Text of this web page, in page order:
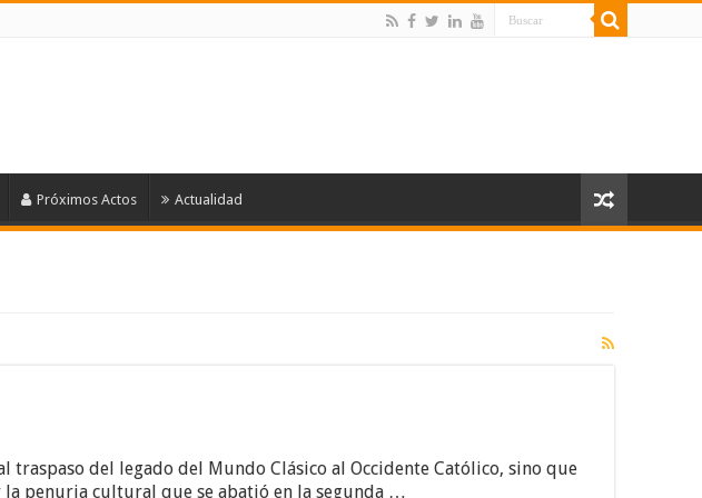
Próximos Actos Actualidad
del legado del Mundo Clásico al Occidente Católico, sino que
penuria cultural que se abatió en la segunda …